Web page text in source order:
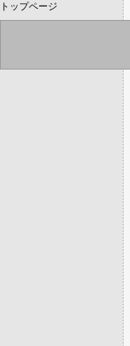
トップページ